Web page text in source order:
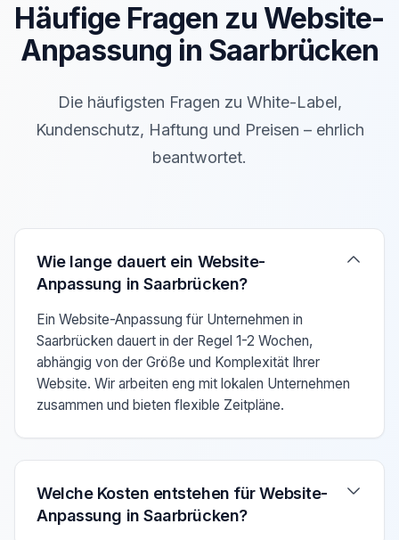
Häufige Fragen zu Website-
Anpassung in Saarbrücken
Die häufigsten Fragen zu White-Label,
Kundenschutz, Haftung und Preisen – ehrlich
beantwortet.
Verwenden Sie die Pfeiltasten Auf/Ab um zwischen
Wie lange dauert ein Website-
Anpassung in Saarbrücken?
Ein Website-Anpassung für Unternehmen in
Saarbrücken dauert in der Regel 1-2 Wochen,
abhängig von der Größe und Komplexität Ihrer
Website. Wir arbeiten eng mit lokalen Unternehmen
zusammen und bieten flexible Zeitpläne.
Welche Kosten entstehen für Website-
Anpassung in Saarbrücken?